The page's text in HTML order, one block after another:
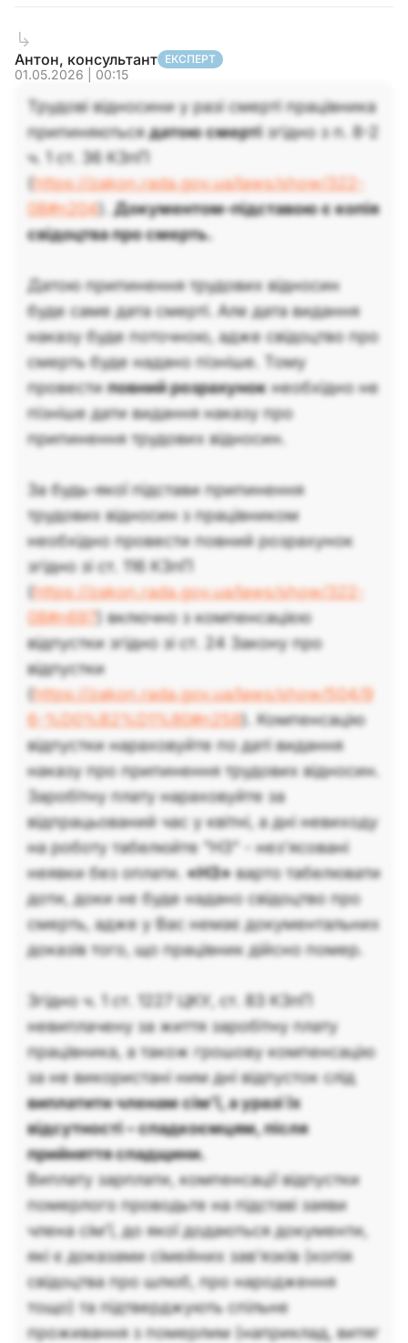
Антон, консультант ЕКСПЕРТ
01.05.2026 | 00:15
Трудові відносини у разі смерті працівника
припиняютьсядатою смертізгідно з п. 8-2
ч. 1 ст. 36 КЗпП
(https://zakon.rada.gov.ua/laws/show/322-
08#n204).Документом-підставою є копія
свідоцтва про смерть.
Датою припинення трудових відносин
буде саме дата смерті. Але дата видання
наказу буде поточною, адже свідоцтво про
смерть буде надано пізніше. Тому
провестиповний розрахунокнеобхідно не
пізніше дати видання наказу про
припинення трудових відносин.
За будь-якої підстави припинення
трудових відносин з працівником
необхідно провести повний розрахунок
згідно зі ст. 116 КЗпП
(https://zakon.rada.gov.ua/laws/show/322-
08#n697
) включно з компенсацією
відпустки згідно зі ст. 24 Закону про
відпустки
(https://zakon.rada.gov.ua/laws/show/504/9
6-%D0%B2%D1%80#n258). Компенсацію
відпустки нараховуйте по даті видання
наказу про припинення трудових відносин.
Заробітну плату нараховуйте за
відпрацьований час у квітні, а дні невиходу
на роботу табелюйте "НЗ" - нез’ясовані
неявки без оплати.«НЗ»варто табелювати
доти, доки не буде надано свідоцтво про
смерть, адже у Вас немає документальних
доказів того, що працівник дійсно помер.
Згідно ч. 1 ст. 1227 ЦКУ, ст. 83 КЗпП
невиплачену за життя заробітну плату
працівника, а також грошову компенсацію
за не використані ним дні відпусток слід
виплатити членам сім’ї, а уразі їх
відсутності – спадкоємцям, після
прийняття спадщини.
Виплату зарплати, компенсації відпустки
померлого проводьте на підставі заяви
члена сім’ї, до якої додаються документи,
які є доказами сімейних зав’язків (копія
свідоцтва про шлюб, про народження
тощо) та підтверджують спільне
проживання з померлим (наприклад, витяг